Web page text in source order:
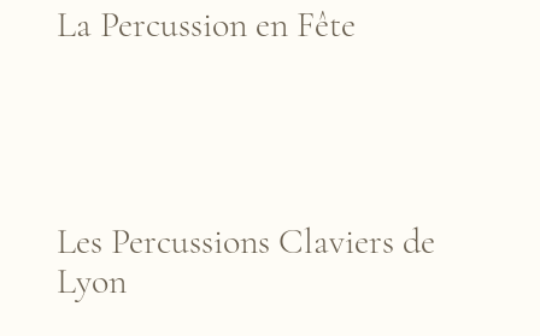
La Percussion en Fête
Les Percussions Claviers de
Lyon